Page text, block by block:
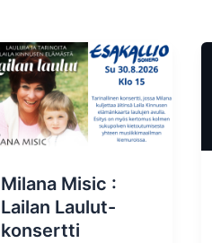
Milana Misic :
Lailan Laulut-
konsertti